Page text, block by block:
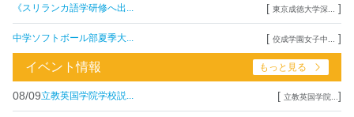
《スリランカ語学研修へ出... [ 東京成徳大学深... ]
中学ソフトボール部夏季大... [ 佼成学園女子中... ]
イベント情報 もっと見る
08/09立教英国学院学校説... [ 立教英国学院... ]